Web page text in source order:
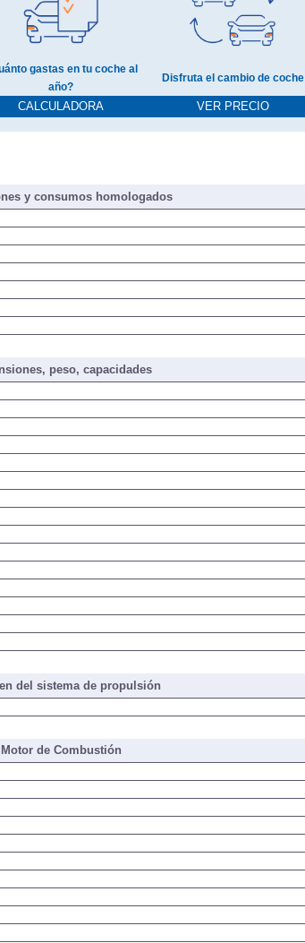
gastas en tu coche al
año?
CALCULADORA
Disfruta el cambio de coche
VER PRECIO
y consumos homologados
peso, capacidades
del sistema de propulsión
Motor de Combustión